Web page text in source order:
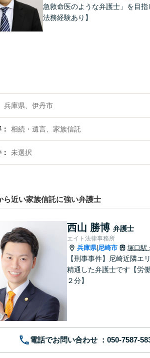
急救命医のような弁護士」を目
法務経験あり】
兵庫県、伊丹市
相続・遺言、家族信託
未選択
ら近い家族信託に強い弁護士
西山 勝博 弁護士
エイト法律事務所
兵庫県| 尼崎市 塚口駅
【刑事事件】尼崎近隣エ
精通した弁護士です【労
２分】
電話でお問い合わせ